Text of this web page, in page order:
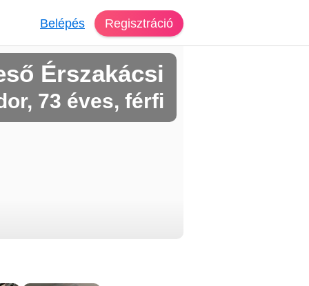
Belépés Regisztráció
Érszakácsi
73 éves, férfi